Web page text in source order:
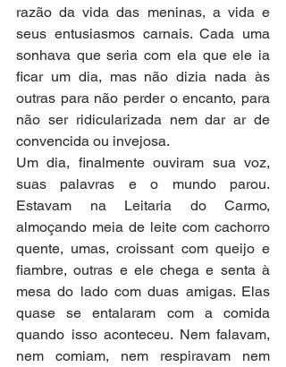
razão da vida das meninas, a vida e
seus entusiasmos carnais. Cada uma
sonhava que seria com ela que ele ia
ficar um dia, mas não dizia nada às
outras para não perder o encanto, para
não ser ridicularizada nem dar ar de
convencida ou invejosa.
Um dia, finalmente ouviram sua voz,
suas palavras e o mundo parou.
Estavam na Leitaria do Carmo,
almoçando meia de leite com cachorro
quente, umas, croissant com queijo e
fiambre, outras e ele chega e senta à
mesa do lado com duas amigas. Elas
quase se entalaram com a comida
quando isso aconteceu. Nem falavam,
nem comiam, nem respiravam nem